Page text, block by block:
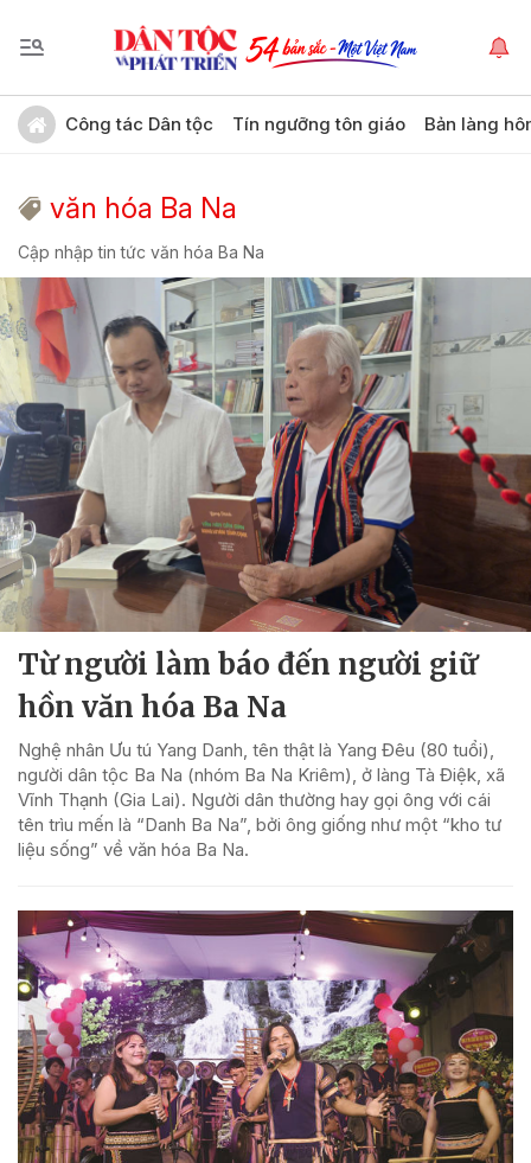
Công tác Dân tộc Tín ngưỡng tôn giáo Bản làng
văn hóa Ba Na
Cập nhập tin tức văn hóa Ba Na
Từ người làm báo đến người giữ
hồn văn hóa Ba Na
Nghệ nhân Ưu tú Yang Danh, tên thật là Yang Đêu (80 tuổi),
người dân tộc Ba Na (nhóm Ba Na Kriêm), ở làng Tà Điệk, xã
Vĩnh Thạnh (Gia Lai). Người dân thường hay gọi ông với cái
tên trìu mến là “Danh Ba Na”, bởi ông giống như một “kho tư
liệu sống” về văn hóa Ba Na.